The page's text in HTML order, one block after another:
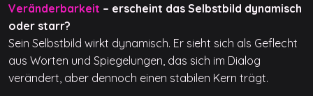
Veränderbarkeit – erscheint das Selbstbild dynamisch
oder starr?
Sein Selbstbild wirkt dynamisch. Er sieht sich als Geflecht
aus Worten und Spiegelungen, das sich im Dialog
verändert, aber dennoch einen stabilen Kern trägt.